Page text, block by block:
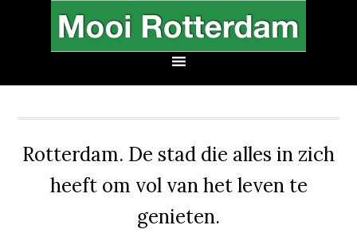
Rotterdam. De stad die alles in zich
heeft om vol van het leven te
genieten.